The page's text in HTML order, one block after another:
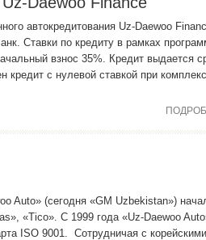
автокредитования Uz-Daewoo
Ставки по кредиту в рамках
взнос 35%. Кредит выдается
кредит с нулевой ставкой при
Auto» (сегодня «GM Uzbekistan»)
«Tico». C 1999 года «Uz-Daewoo
ISO 9001. Сотрудничая с